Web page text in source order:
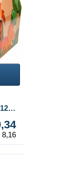
x
8,16